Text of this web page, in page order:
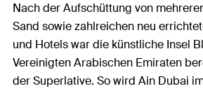
Nach der Aufschüttung von
Sand sowie zahlreichen neu
und Hotels war die künstliche Insel
Vereinigten Arabischen Emiraten
der Superlative. So wird Ain Dubai